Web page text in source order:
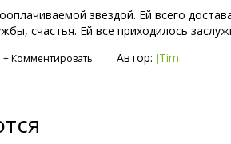
звездой. Ей всего
счастья. Ей все приходилось
+ Комментировать Автор: JTim